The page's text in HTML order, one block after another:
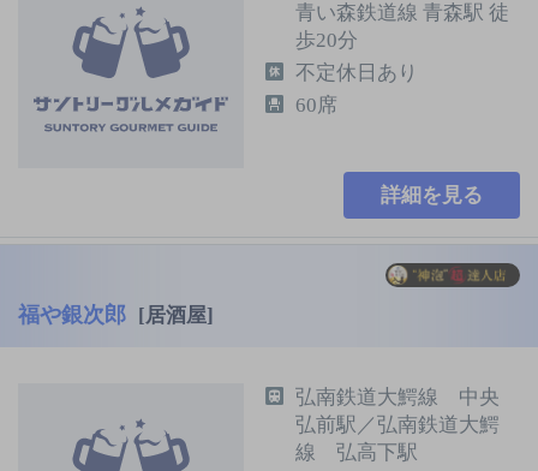
青い森鉄道線 青森駅 徒
歩20分
不定休日あり
60席
詳細を見る
福や銀次郎 [居酒屋]
弘南鉄道大鰐線 中央
弘前駅／弘南鉄道大鰐
線 弘高下駅